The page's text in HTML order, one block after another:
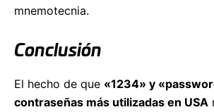
mnemotecnia.
Conclusión
El hecho de que «1234» y
contraseñas más utilizadas en USA